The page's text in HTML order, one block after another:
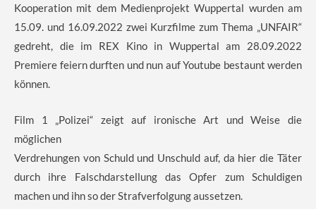
Kooperation mit dem Medienprojekt Wuppertal wurden am
15.09. und 16.09.2022 zwei Kurzfilme zum Thema „UNFAIR“
gedreht, die im REX Kino in Wuppertal am 28.09.2022
Premiere feiern durften und nun auf Youtube bestaunt werden
können.
Film 1 „Polizei“ zeigt auf ironische Art und Weise die
möglichen
Verdrehungen von Schuld und Unschuld auf, da hier die Täter
durch ihre Falschdarstellung das Opfer zum Schuldigen
machen und ihn so der Strafverfolgung aussetzen.